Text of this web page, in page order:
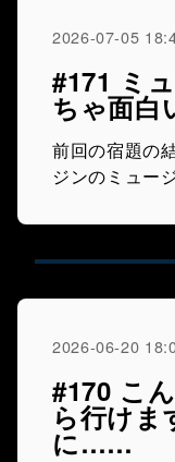
2026-07-05
#171 ミ
ちゃ面白
前回の宿題の
ジンのミュー
2026-06-20
#170 こ
ら行けま
に……